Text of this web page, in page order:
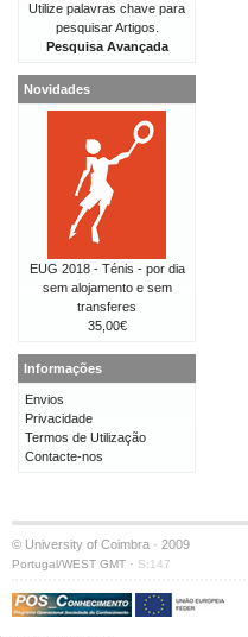
Utilize palavras chave para
pesquisar Artigos.
Pesquisa Avançada
Novidades
EUG 2018 - Ténis - por dia
sem alojamento e sem
transferes
35,00€
Informações
Envios
Privacidade
Termos de Utilização
Contacte-nos
© University of Coimbra · 2009
Portugal/WEST GMT · S:147